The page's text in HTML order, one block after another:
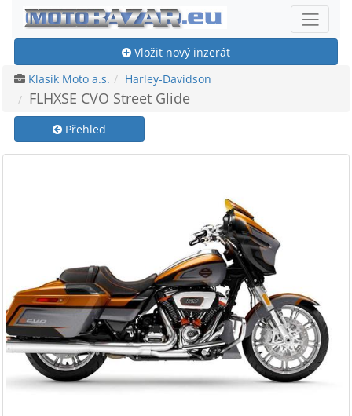
Vložit nový inzerát
Klasik Moto a.s.
Harley-Davidson
FLHXSE CVO Street Glide
Přehled